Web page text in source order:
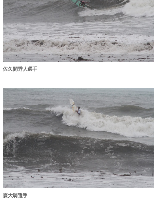
佐久間秀人選手
森大騎選手